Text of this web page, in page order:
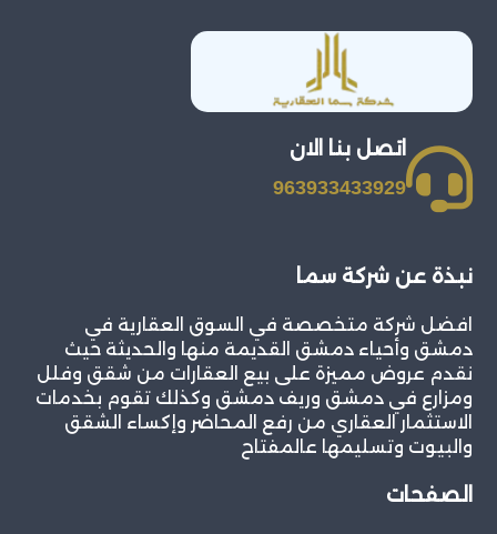
اتصل بنا الان
963933433929
نبذة عن شركة سما
افضل شركة متخصصة في السوق العقارية في
دمشق وأحياء دمشق القديمة منها والحديثة حيث
نقدم عروض مميزة على بيع العقارات من شقق وفلل
ومزارع في دمشق وريف دمشق وكذلك تقوم بخدمات
الاستثمار العقاري من رفع المحاضر وإكساء الشقق
والبيوت وتسليمها عالمفتاح
الصفحات